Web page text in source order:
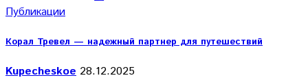
Публикации
Корал Тревел — надежный партнер для путешествий
Kupecheskoe 28.12.2025